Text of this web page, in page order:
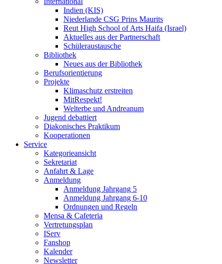
Indien (KIS)
Niederlande CSG Prins Maurits
Reut High School of Arts Haifa (Israel)
Aktuelles aus der Partnerschaft
Schüleraustausche
Bibliothek
Neues aus der Bibliothek
Berufsorientierung
Projekte
Klimaschutz erstreiten
MitRespekt!
Welterbe und Andreanum
Jugend debattiert
Diakonisches Praktikum
Kooperationen
Service
Kategorieansicht
Sekretariat
Anfahrt & Lage
Anmeldung
Anmeldung Jahrgang 5
Anmeldung Jahrgang 6-10
Ordnungen und Regeln
Mensa & Cafeteria
Vertretungsplan
IServ
Fanshop
Kalender
Newsletter